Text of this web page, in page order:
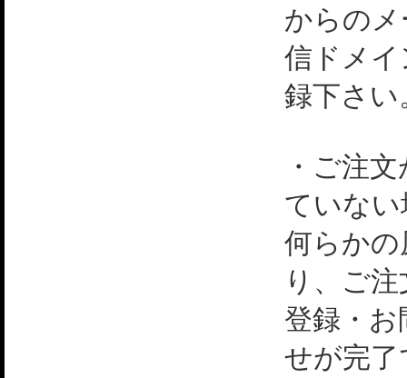
からの
信ドメ
録下さい
・ご注
ていない
何らか
り、ご
登録・
せが完